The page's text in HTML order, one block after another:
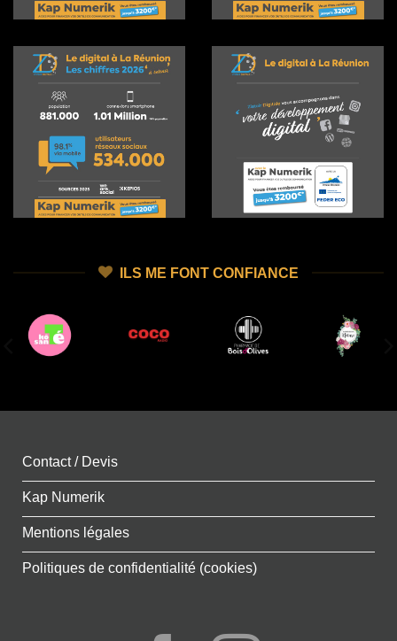
ILS ME FONT CONFIANCE
Contact / Devis
Kap Numerik
Mentions légales
Politiques de confidentialité (cookies)